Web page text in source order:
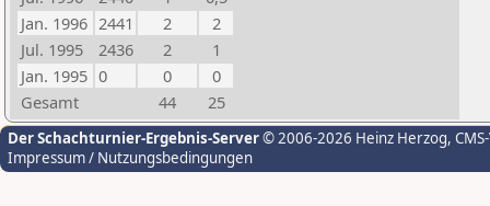
Jan. 1996 2441 2
2
Jul. 1995
2436 2
1
Jan. 1995 0 0
0
Gesamt
44 25
Der Schachturnier-Ergebnis-Server© 2006-2026 Heinz Herzog,
Impressum / Nutzungsbedingungen